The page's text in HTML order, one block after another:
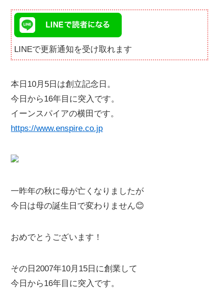
LINEで更新通知を受け取れます
本日10月5日は創立記念日。
今日から16年目に突入です。
イーンスパイアの横田です。
https://www.enspire.co.jp
一昨年の秋に母が亡くなりましたが
今日は母の誕生日で変わりません😊
おめでとうございます！
その日2007年10月15日に創業して
今日から16年目に突入です。